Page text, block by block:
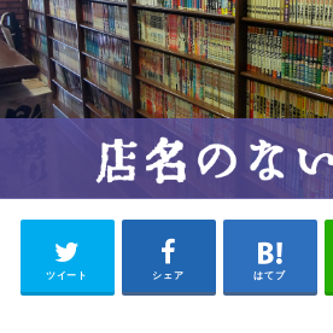
ツイート シェア はてブ